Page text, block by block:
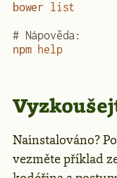
bower list
# Nápověda:
npm help
Nainstalováno?
vezměte příklad